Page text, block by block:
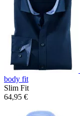
body fit
Slim Fit
64,95 €